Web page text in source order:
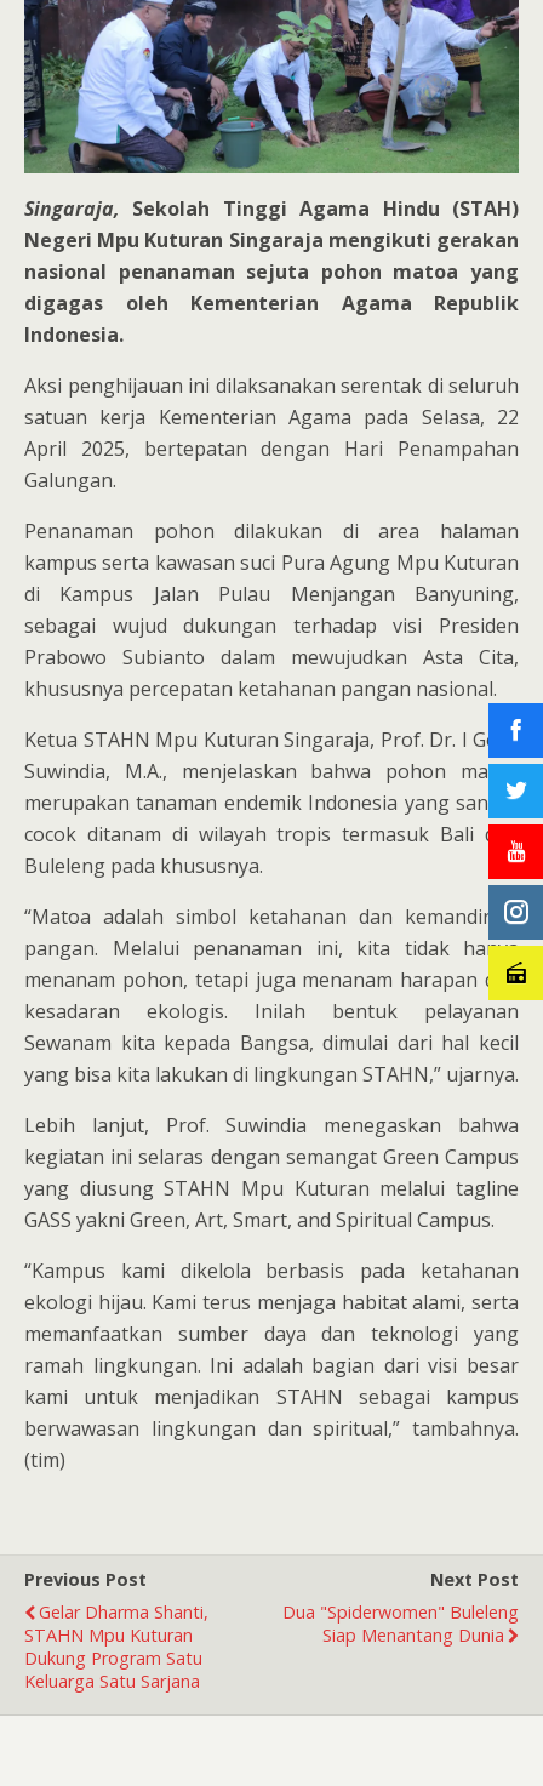
Singaraja, Sekolah Tinggi Agama Hindu (STAH)
Negeri Mpu Kuturan Singaraja mengikuti gerakan
nasional penanaman sejuta pohon matoa yang
digagas oleh Kementerian Agama Republik
Indonesia.
Aksi penghijauan ini dilaksanakan serentak di seluruh
satuan kerja Kementerian Agama pada Selasa, 22
April 2025, bertepatan dengan Hari Penampahan
Galungan.
Penanaman pohon dilakukan di area halaman
kampus serta kawasan suci Pura Agung Mpu Kuturan
di Kampus Jalan Pulau Menjangan Banyuning,
sebagai wujud dukungan terhadap visi Presiden
Prabowo Subianto dalam mewujudkan Asta Cita,
khususnya percepatan ketahanan pangan nasional.
Ketua STAHN Mpu Kuturan Singaraja, Prof. Dr. I Gede
Suwindia, M.A., menjelaskan bahwa pohon matoa
merupakan tanaman endemik Indonesia yang sangat
cocok ditanam di wilayah tropis termasuk Bali dan
Buleleng pada khususnya.
“Matoa adalah simbol ketahanan dan kemandirian
pangan. Melalui penanaman ini, kita tidak hanya
menanam pohon, tetapi juga menanam harapan dan
kesadaran ekologis. Inilah bentuk pelayanan
Sewanam kita kepada Bangsa, dimulai dari hal kecil
yang bisa kita lakukan di lingkungan STAHN,” ujarnya.
Lebih lanjut, Prof. Suwindia menegaskan bahwa
kegiatan ini selaras dengan semangat Green Campus
yang diusung STAHN Mpu Kuturan melalui tagline
GASS yakni Green, Art, Smart, and Spiritual Campus.
“Kampus kami dikelola berbasis pada ketahanan
ekologi hijau. Kami terus menjaga habitat alami, serta
memanfaatkan sumber daya dan teknologi yang
ramah lingkungan. Ini adalah bagian dari visi besar
kami untuk menjadikan STAHN sebagai kampus
berwawasan lingkungan dan spiritual,” tambahnya.
(tim)
Previous Post
Gelar Dharma Shanti,
STAHN Mpu Kuturan
Dukung Program Satu
Keluarga Satu Sarjana
Next Post
Dua "Spiderwomen" Buleleng
Siap Menantang Dunia